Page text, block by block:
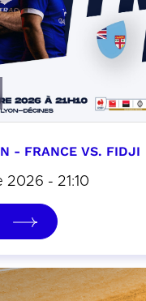
- FRANCE VS. FIDJI
2026 - 21:10